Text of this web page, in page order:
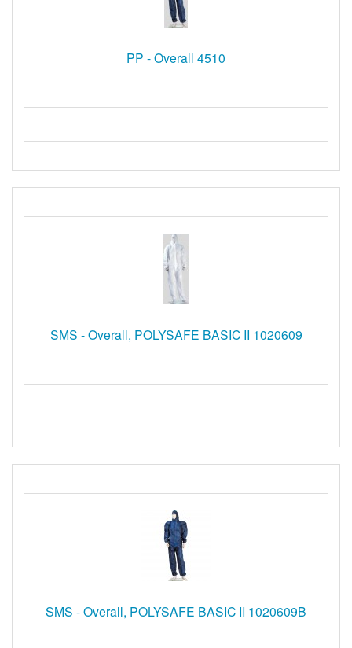
PP - Overall 4510
SMS - Overall, POLYSAFE BASIC II 1020609
SMS - Overall, POLYSAFE BASIC II 1020609B